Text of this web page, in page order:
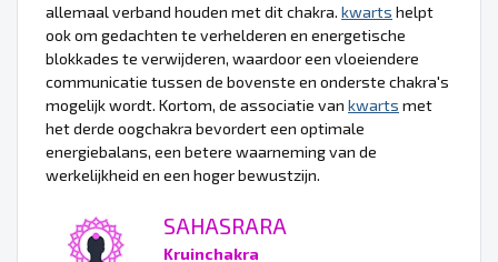
allemaal verband houden met dit chakra. kwarts helpt
ook om gedachten te verhelderen en energetische
blokkades te verwijderen, waardoor een vloeiendere
communicatie tussen de bovenste en onderste chakra's
mogelijk wordt. Kortom, de associatie van kwarts met
het derde oogchakra bevordert een optimale
energiebalans, een betere waarneming van de
werkelijkheid en een hoger bewustzijn.
SAHASRARA
Kruinchakra